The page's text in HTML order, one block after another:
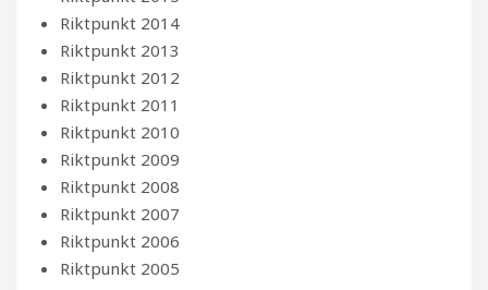
Riktpunkt 2014
Riktpunkt 2013
Riktpunkt 2012
Riktpunkt 2011
Riktpunkt 2010
Riktpunkt 2009
Riktpunkt 2008
Riktpunkt 2007
Riktpunkt 2006
Riktpunkt 2005